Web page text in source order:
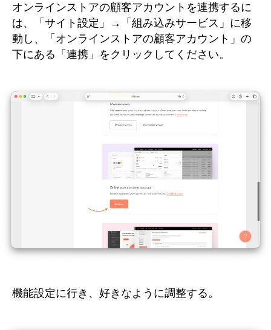
オンラインストアの顧客アカウントを連携するに
は、「サイト設定」→「組み込みサービス」に移
動し、「オンラインストアの顧客アカウント」の
下にある「連携」をクリックしてください。
機能設定に行き、好きなように調整する。